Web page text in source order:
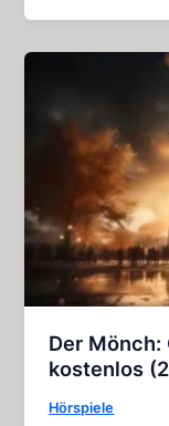
Tolles
Hörspiel
15)
Der Mönch:
kostenlos
Hörspiele